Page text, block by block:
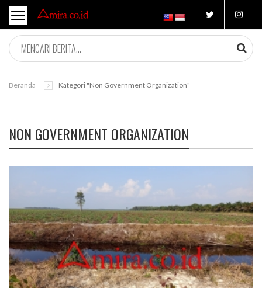
Beranda Kategori "Non Government Organization"
NON GOVERNMENT ORGANIZATION